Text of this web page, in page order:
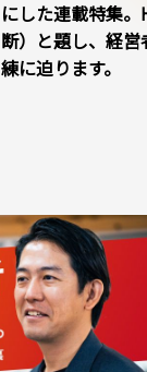
にした連載特集。
断）と題し、経
練に迫ります。